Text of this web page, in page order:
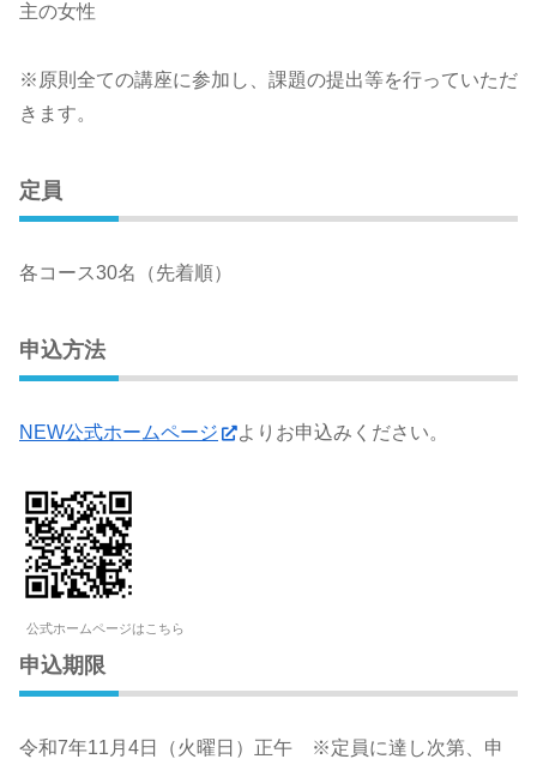
主の女性
※原則全ての講座に参加し、課題の提出等を行っていただ
きます。
定員
各コース30名（先着順）
申込方法
NEW公式ホームページ よりお申込みください。
公式ホームページはこちら
申込期限
令和7年11月4日（火曜日）正午 ※定員に達し次第、申